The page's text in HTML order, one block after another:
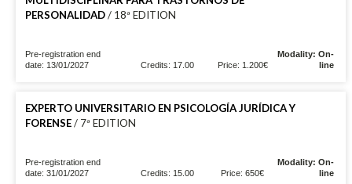
PERSONALIDAD/ 18ª EDITION
Pre-registration end
date: 13/01/2027
Credits: 17.00 Price: 1.200€
Modality: On-
line
EXPERTO UNIVERSITARIO EN PSICOLOGÍA JURÍDICA Y
FORENSE/ 7ª EDITION
Pre-registration end
date: 31/01/2027
Credits: 15.00 Price: 650€
Modality: On-
line